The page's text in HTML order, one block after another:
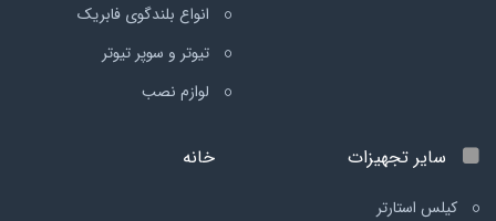
انواع بلندگوی فابریک
تیوتر و سوپر تیوتر
لوازم نصب
سایر تجهیزات
کیلس استارتر
خانه